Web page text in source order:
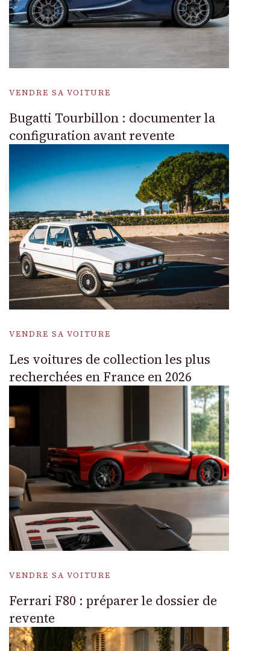
VENDRE SA VOITURE
Bugatti Tourbillon : documenter la
configuration avant revente
VENDRE SA VOITURE
Les voitures de collection les plus
recherchées en France en 2026
VENDRE SA VOITURE
Ferrari F80 : préparer le dossier de
revente